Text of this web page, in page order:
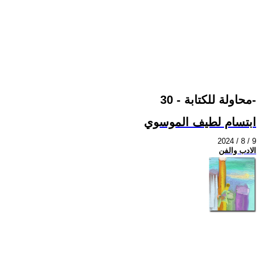
محاولة للكتابة - 30-
ابتسام لطيف الموسوي
2024 / 8 / 9
الادب والفن